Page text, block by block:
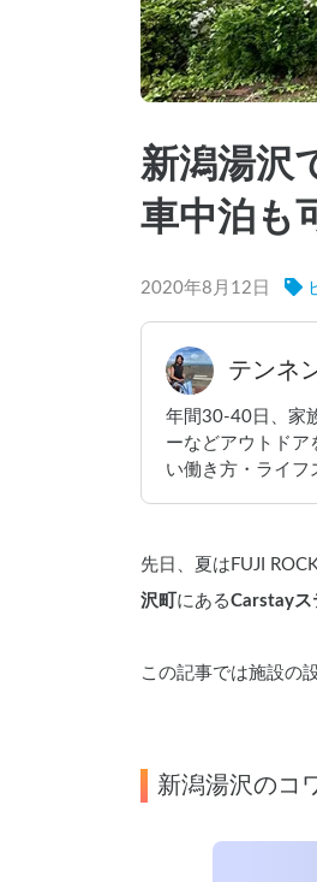
新潟湯沢
車中泊も
2020年8月12日
テンネ
年間30-40日、家
ーなどアウトドア
い働き方・ライフ
先日、夏はFUJI
沢町 にあるCarstayス
この記事では施設の
新潟湯沢のコ